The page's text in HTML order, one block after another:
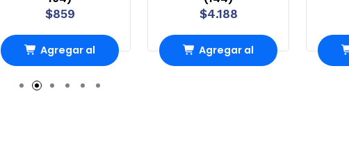
$859
Agregar al
Carro
$4.188
Agregar al